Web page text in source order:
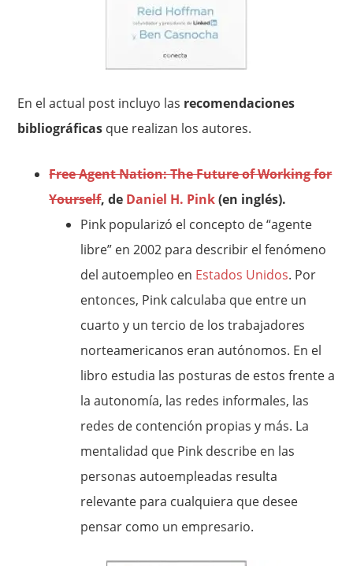
En el actual post incluyo las recomendaciones
bibliográficas que realizan los autores.
Free Agent Nation: The Future of Working for
Yourself, de Daniel H. Pink(en inglés).
Pink popularizó el concepto de “agente
libre” en 2002 para describir el fenómeno
del autoempleo en Estados Unidos. Por
entonces, Pink calculaba que entre un
cuarto y un tercio de los trabajadores
norteamericanos eran autónomos. En el
libro estudia las posturas de estos frente a
la autonomía, las redes informales, las
redes de contención propias y más. La
mentalidad que Pink describe en las
personas autoempleadas resulta
relevante para cualquiera que desee
pensar como un empresario.